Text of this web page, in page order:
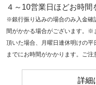
４～10営業日ほどお時間
※銀行振り込みの場合のみ入金確
間がかかる場合がございます。※
頂いた場合、月曜日連休明けの
までにお時間がかかります。ご注
詳細